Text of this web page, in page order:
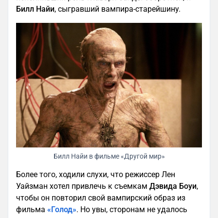
Билл Найи, сыгравший вампира-старейшину.
Билл Найи в фильме «Другой мир»
Более того, ходили слухи, что режиссер Лен
Уайзман хотел привлечь к съемкам Дэвида Боуи,
чтобы он повторил свой вампирский образ из
фильма «Голод». Но увы, сторонам не удалось